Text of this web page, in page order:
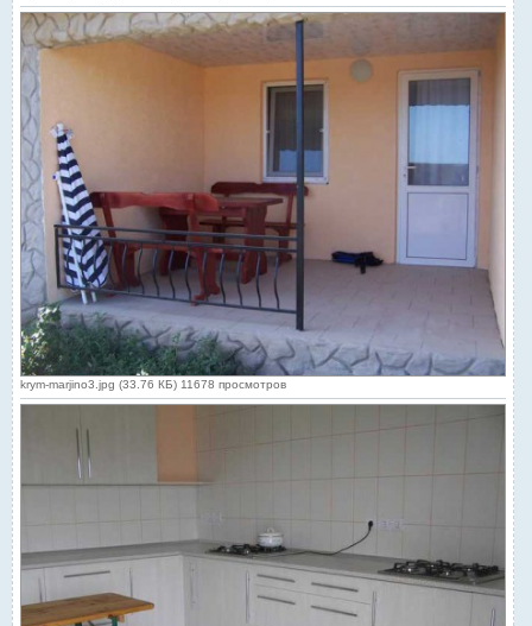
krym-marjino3.jpg (33.76 КБ) 11678 просмотров